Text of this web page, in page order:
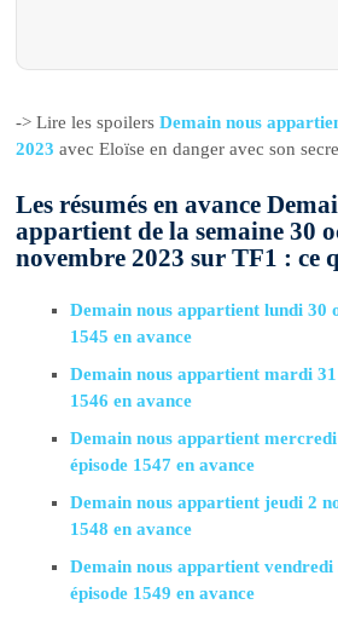
-> Lire les spoilersDemain nous
2023 avec Eloïse en danger avec son
Les résumés en avance
appartient de la semaine 30
novembre 2023 sur TF1 : ce
Demain nous appartient lundi 30
1545 en avance
Demain nous appartient mardi
1546 en avance
Demain nous appartient
épisode 1547 en avance
Demain nous appartient jeudi 2
1548 en avance
Demain nous appartient
épisode 1549 en avance